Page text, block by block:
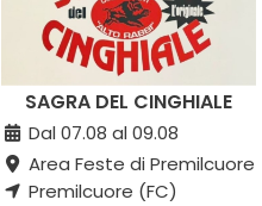
SAGRA DEL CINGHIALE
Dal 07.08 al 09.08
Area Feste di Premilcuore
Premilcuore (FC)